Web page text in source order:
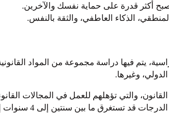
أكثر قدرة على حماية نفسك والآخرين.
الذكاء العاطفي، والثقة بالنفس.
فيها دراسة مجموعة من المواد القانونية
وغيرها.
والتي تؤهلهم للعمل في المجالات
تستغرق ما بين سنتين إلى 4 سنوات إضافية.